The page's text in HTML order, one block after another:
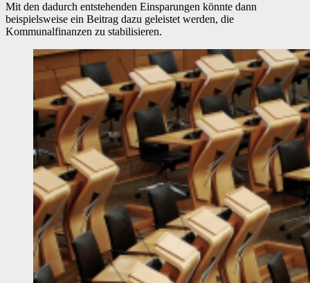
Mit den dadurch entstehenden Einsparungen könnte dann
beispielsweise ein Beitrag dazu geleistet werden, die
Kommunalfinanzen zu stabilisieren.